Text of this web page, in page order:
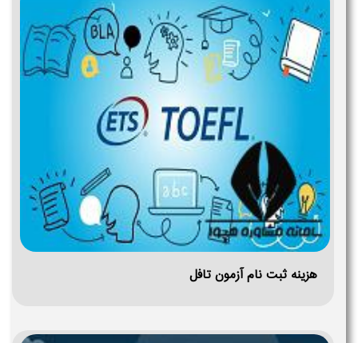
هزینه ثبت نام آزمون تافل